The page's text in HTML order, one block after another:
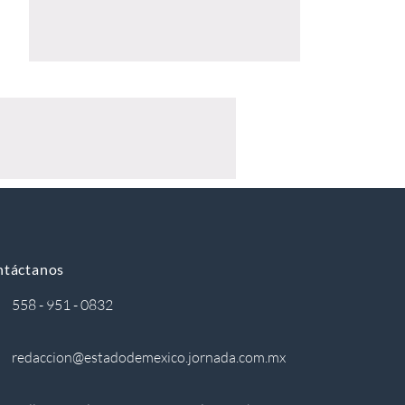
558 - 951 - 0832
redaccion@estadodemexico.jornada.com.mx